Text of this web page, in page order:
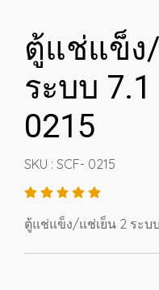
ตู้แช่แข็ง
ระบบ 7.1
0215
SKU : SCF- 0215
ตู้แช่แข็ง/แช่เย็น 2 ระบบ